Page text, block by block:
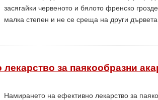
засягайки червеното и бялото френско
малка степен и не се среща на други дървета
за паякообразни
Намирането на ефективно лекарство за